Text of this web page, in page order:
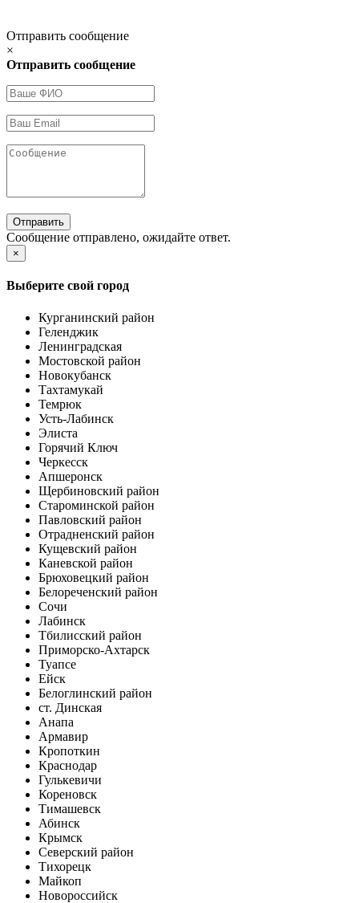
Отправить сообщение
×
Отправить сообщение
Отправить
Сообщение отправлено, ожидайте ответ.
×
Выберите свой город
Курганинский район
Геленджик
Ленинградская
Мостовской район
Новокубанск
Тахтамукай
Темрюк
Усть-Лабинск
Элиста
Горячий Ключ
Черкесск
Апшеронск
Щербиновский район
Староминской район
Павловский район
Отрадненский район
Кущевский район
Каневской район
Брюховецкий район
Белореченский район
Сочи
Лабинск
Тбилисский район
Приморско-Ахтарск
Туапсе
Ейск
Белоглинский район
ст. Динская
Анапа
Армавир
Кропоткин
Краснодар
Гулькевичи
Кореновск
Тимашевск
Абинск
Крымск
Северский район
Тихорецк
Майкоп
Новороссийск